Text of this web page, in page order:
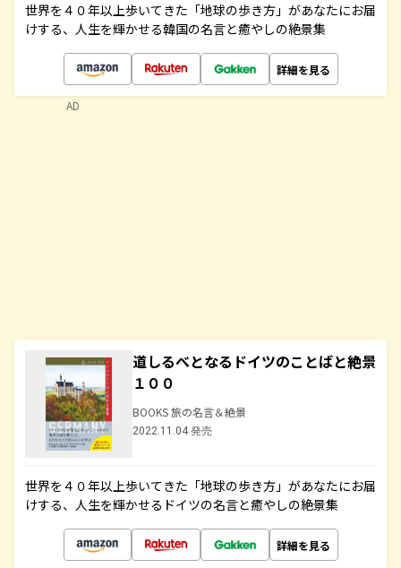
世界を４０年以上歩いてきた「地球の歩き方」があなたにお届
けする、人生を輝かせる韓国の名言と癒やしの絶景集
詳細を見る
道しるべとなるドイツのことばと絶景
１００
BOOKS 旅の名言＆絶景
2022.11.04 発売
世界を４０年以上歩いてきた「地球の歩き方」があなたにお届
けする、人生を輝かせるドイツの名言と癒やしの絶景集
詳細を見る
AD